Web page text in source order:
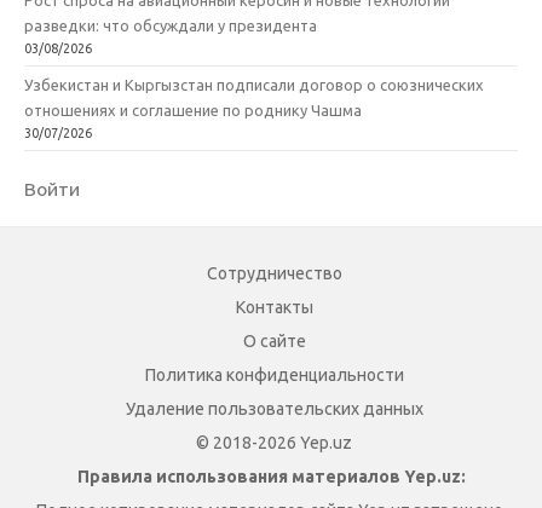
разведки: что обсуждали у президента
03/08/2026
Узбекистан и Кыргызстан подписали договор о союзнических
отношениях и соглашение по роднику Чашма
30/07/2026
Войти
Сотрудничество
Контакты
О сайте
Политика конфиденциальности
Удаление пользовательских данных
© 2018-2026 Yep.uz
Правила использования материалов Yep.uz: